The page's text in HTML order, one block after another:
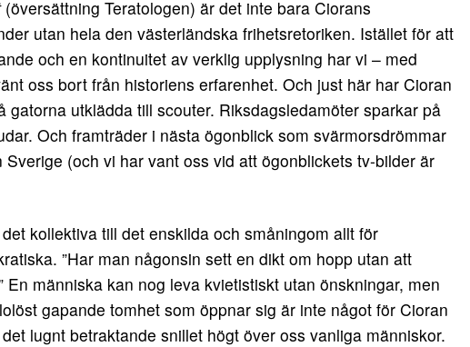
(översättning Teratologen) är det inte bara Ciorans
utan hela den västerländska frihetsretoriken. Istället för att
och en kontinuitet av verklig upplysning har vi – med
oss bort från historiens erfarenhet. Och just här har Cioran
gatorna utklädda till scouter. Riksdagsledamöter sparkar på
Och framträder i nästa ögonblick som svärmors­drömmar
(och vi har vant oss vid att ögonblickets tv-bilder är
kollektiva till det enskilda och småningom allt för
”Har man någonsin sett en dikt om hopp utan att
En människa kan nog leva kvietistiskt utan önskningar, men
gapande tomhet som öppnar sig är inte något för Cioran
lugnt betraktande snillet högt över oss vanliga människor.